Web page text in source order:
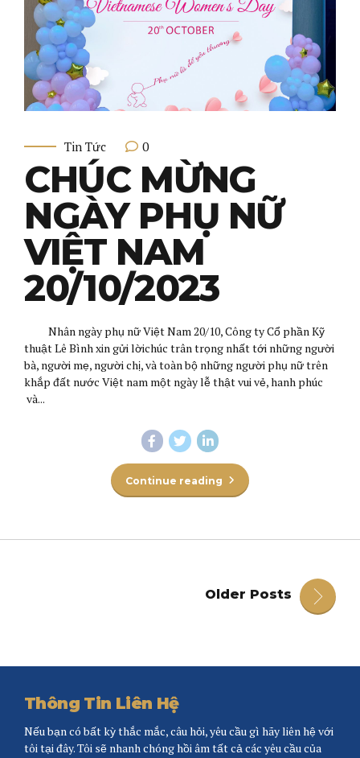
Tin Tức 0
CHÚC MỪNG
NGÀY PHỤ NỮ
VIỆT NAM
20/10/2023
Nhân ngày phụ nữ Việt Nam 20/10, Công ty Cổ phần Kỹ
thuật Lê Bình xin gửi lờichúc trân trọng nhất tới những người
bà, người mẹ, người chị, và toàn bộ những người phụ nữ trên
khắp đất nước Việt nam một ngày lễ thật vui vẻ, hanh phúc
và...
Continue reading
Older Posts
Thông Tin Liên Hệ
Nếu bạn có bất kỳ thắc mắc, câu hỏi, yêu cầu gì hãy liên hệ với
tôi tại đây. Tôi sẽ nhanh chóng hồi âm tất cả các yêu cầu của